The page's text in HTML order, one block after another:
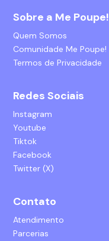
Sobre a Me Poupe!
Quem Somos
Comunidade Me Poupe!
Termos de Privacidade
Redes Sociais
Instagram
Youtube
Tiktok
Facebook
Twitter (X)
Contato
Atendimento
Parcerias